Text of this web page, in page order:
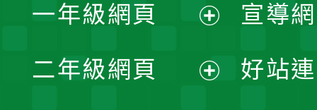
一年級網頁
開
二年級網頁
宣導
好站